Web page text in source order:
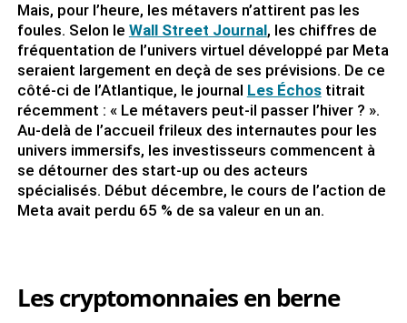
Mais, pour l’heure, les métavers n’attirent pas les
foules. Selon le Wall Street Journal, les chiffres de
fréquentation de l’univers virtuel développé par Meta
seraient largement en deçà de ses prévisions. De ce
côté-ci de l’Atlantique, le journal Les Échostitrait
récemment : « Le métavers peut-il passer l’hiver ? ».
Au-delà de l’accueil frileux des internautes pour les
univers immersifs, les investisseurs commencent à
se détourner des start-up ou des acteurs
spécialisés. Début décembre, le cours de l’action de
Meta avait perdu 65 % de sa valeur en un an.
Les cryptomonnaies en berne